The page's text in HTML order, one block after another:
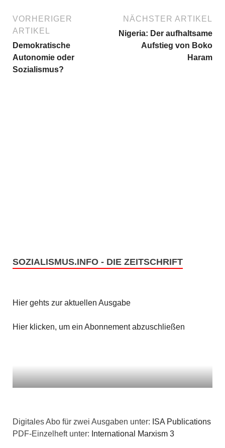
VORHERIGER
ARTIKEL
Demokratische
Autonomie oder
Sozialismus?
NÄCHSTER ARTIKEL
Nigeria: Der aufhaltsame
Aufstieg von Boko
Haram
SOZIALISMUS.INFO - DIE ZEITSCHRIFT
Hier gehts zur aktuellen Ausgabe
Hier klicken, um ein Abonnement abzuschließen
Digitales Abo für zwei Ausgaben unter: ISA Publications
PDF-Einzelheft unter: International Marxism 3